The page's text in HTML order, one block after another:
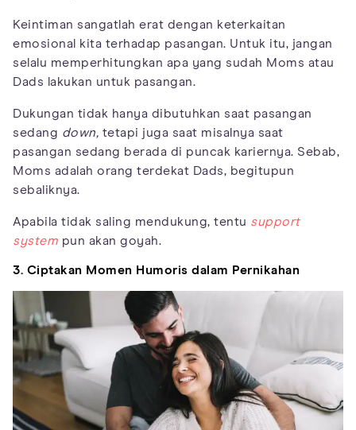
Keintiman sangatlah erat dengan keterkaitan
emosional kita terhadap pasangan. Untuk itu, jangan
selalu memperhitungkan apa yang sudah Moms atau
Dads lakukan untuk pasangan.
Dukungan tidak hanya dibutuhkan saat pasangan
sedang down, tetapi juga saat misalnya saat
pasangan sedang berada di puncak kariernya. Sebab,
Moms adalah orang terdekat Dads, begitupun
sebaliknya.
Apabila tidak saling mendukung, tentu support
system pun akan goyah.
3. Ciptakan Momen Humoris dalam Pernikahan